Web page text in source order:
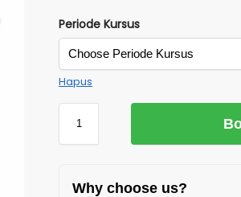
Periode Kursus
Hapus
Why choose us?